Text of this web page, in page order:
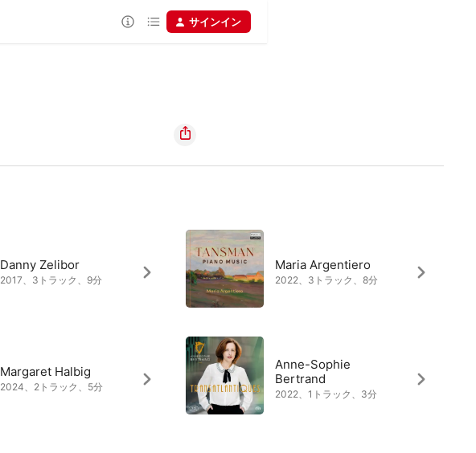
サインイン
Danny Zelibor
2017、3トラック、9分
Maria Argentiero
2022、3トラック、8分
Margaret Halbig
2024、2トラック、5分
Anne-Sophie
Bertrand
2022、1トラック、3分